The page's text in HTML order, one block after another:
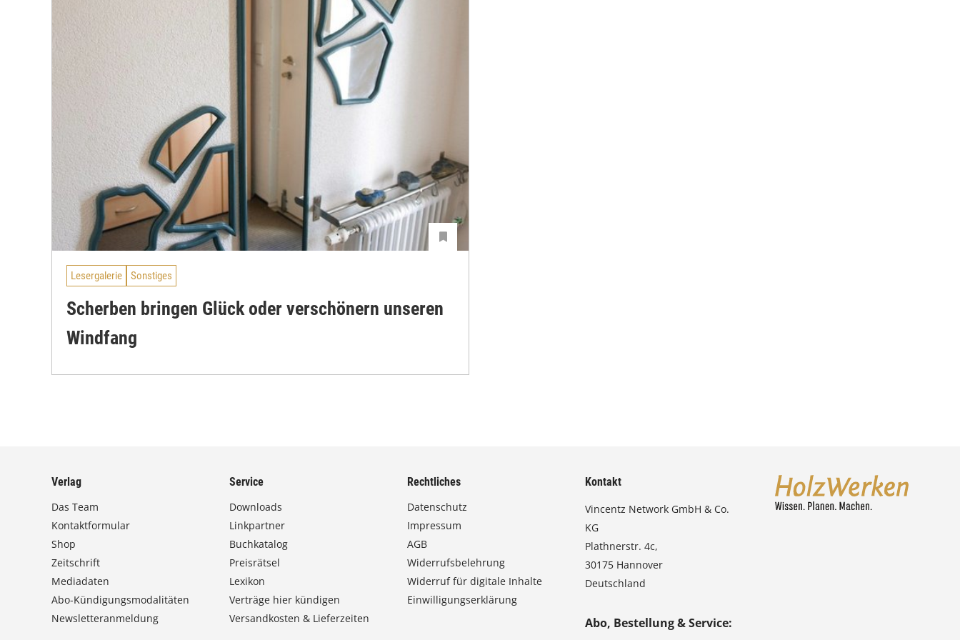
Lesergalerie Sonstiges
Scherben bringen Glück oder verschönern unseren
Windfang
Verlag
Das Team
Kontaktformular
Shop
Zeitschrift
Mediadaten
Abo-Kündigungsmodalitäten
Newsletteranmeldung
Service
Downloads
Linkpartner
Buchkatalog
Preisrätsel
Lexikon
Verträge hier kündigen
Versandkosten & Lieferzeiten
Rechtliches
Datenschutz
Impressum
AGB
Widerrufsbelehrung
Widerruf für digitale Inhalte
Einwilligungserklärung
Kontakt
Vincentz Network GmbH & Co.
KG
Plathnerstr. 4c,
30175 Hannover
Deutschland
Abo, Bestellung & Service: